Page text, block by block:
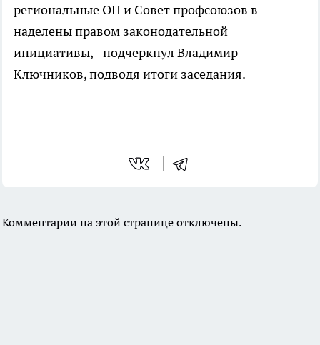
региональные ОП и Совет профсоюзов в
наделены правом законодательной
инициативы, - подчеркнул Владимир
Ключников, подводя итоги заседания.
Комментарии на этой странице отключены.